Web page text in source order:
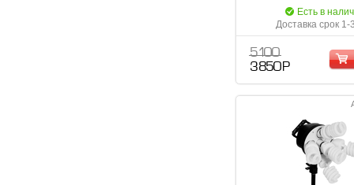
Есть в
Доставка срок 1-
5 100
3 850 Р